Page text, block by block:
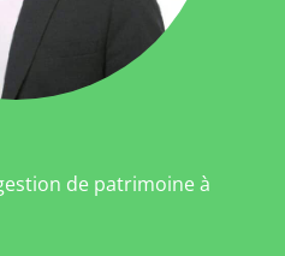
de patrimoine à